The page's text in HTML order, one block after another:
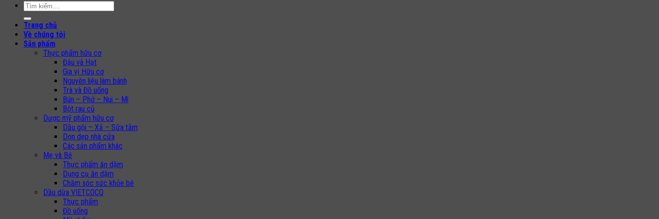
Search
Trang chủ
Về chúng tôi
Sản phẩm
Thực phẩm hữu cơ
Đậu và Hạt
Gia vị Hữu cơ
Nguyên liệu làm bánh
Trà và Đồ uống
Bún – Phở – Nui – Mì
Bột rau củ
Dược mỹ phẩm hữu cơ
Dầu gội – Xả – Sữa tắm
Dọn dẹp nhà cửa
Các sản phẩm khác
Mẹ và Bé
Thực phẩm ăn dặm
Dụng cụ ăn dặm
Chăm sóc sức khỏe bé
Dầu dừa VIETCOCO
Thực phẩm
Đồ uống